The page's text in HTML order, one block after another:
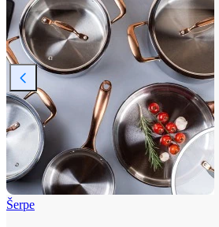
Šerpe